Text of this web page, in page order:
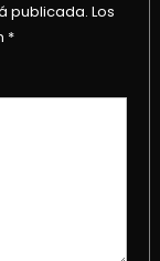
publicada. Los
*